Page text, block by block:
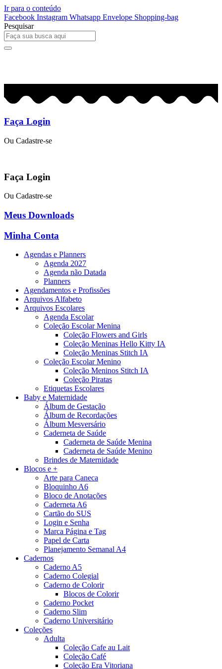
Ir para o conteúdo
Facebook Instagram Whatsapp Envelope Shopping-bag
Pesquisar
Faça Login
Ou Cadastre-se
Faça Login
Ou Cadastre-se
Meus Downloads
Minha Conta
Agendas e Planners
Agenda 2027
Agenda não Datada
Planners
Agendamentos e Profissões
Arquivos Alfabeto
Arquivos Escolares
Agenda Escolar
Coleção Escolar Menina
Coleção Flowers and Girls
Coleção Meninas Hello Kitty IA
Coleção Meninas Stitch IA
Coleção Escolar Menino
Coleção Meninos Stitch IA
Coleção Piratas
Etiquetas Escolares
Baby e Maternidade
Álbum de Gestação
Álbum de Recordações
Álbum Mesversário
Caderneta de Saúde
Caderneta de Saúde Menina
Caderneta de Saúde Menino
Brindes de Maternidade
Blocos e +
Arte para Caneca
Bloquinho A6
Bloco de Anotações
Caderneta A6
Cartão do SUS
Login e Senha
Marca Página e Tag
Papel de Carta
Planejamento Semanal A4
Cadernos
Caderno A5
Caderno Colegial
Caderno de Colorir
Blocos de Colorir
Caderno Pocket
Caderno Slim
Caderno Universitário
Coleções
Adulta
Coleção Cafe au Lait
Coleção Café
Coleção Era Vitoriana